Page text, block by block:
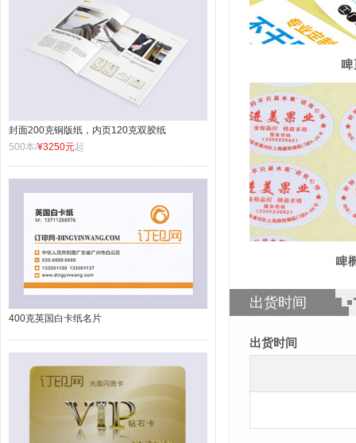
封面200克铜版纸，内页120克双胶纸
500本/¥3250元起
400克英国白卡纸名片
出货时间
出货时间